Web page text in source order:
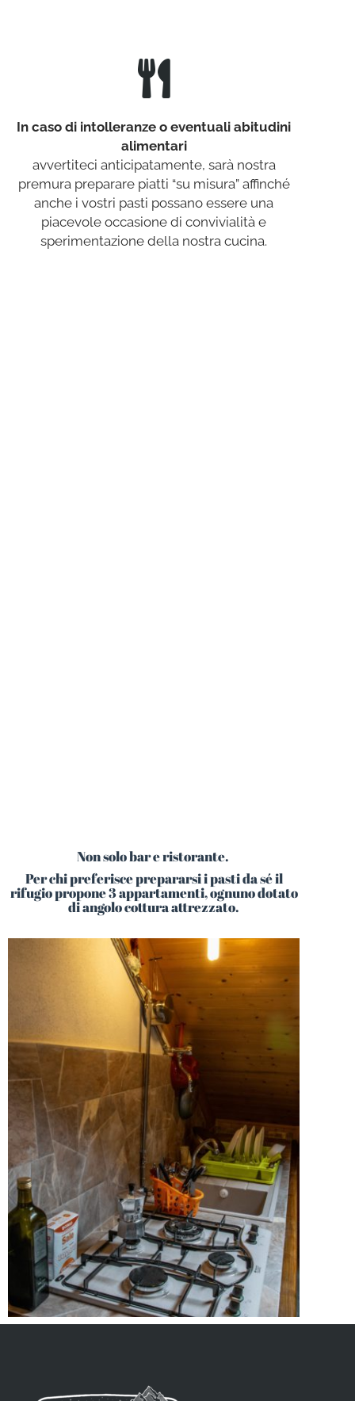
In caso di intolleranze o eventuali abitudini
alimentari
avvertiteci anticipatamente, sarà nostra
premura preparare piatti “su misura” affinché
anche i vostri pasti possano essere una
piacevole occasione di convivialità e
sperimentazione della nostra cucina.
Non solo bar e ristorante.
Per chi preferisce prepararsi i pasti da sé il
rifugio propone 3 appartamenti, ognuno dotato
di angolo cottura attrezzato.